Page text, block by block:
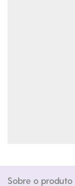
Sobre o produto